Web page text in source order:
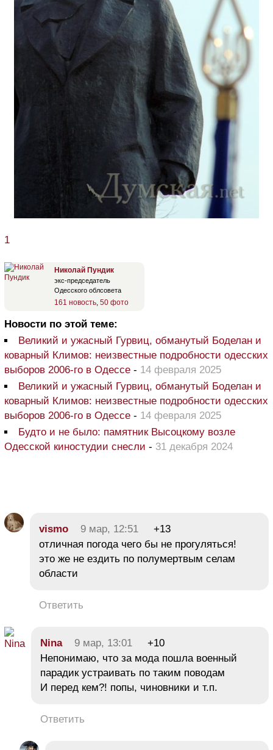
1
Николай Пундик
экс-председатель
Одесского облсовета
161 новость 50 фото
Новости по этой теме:
Великий и ужасный Гурвиц, обманутый Боделан и
коварный Климов: неизвестные подробности одесских
выборов 2006-го в Одессе - 14 февраля 2025
Великий и ужасный Гурвиц, обманутый Боделан и
коварный Климов: неизвестные подробности одесских
выборов 2006-го в Одессе - 14 февраля 2025
Будто и не было: памятник Высоцкому возле
Одесской киностудии снесли - 31 декабря 2024
vismo 9 мар, 12:51
+13
отличная погода чего бы не прогуляться!
это же не ездить по полумертвым селам
области
Ответить
Nina 9 мар, 13:01
+10
Непонимаю, что за мода пошла военный
парадик устраивать по таким поводам
И перед кем?! попы, чиновники и т.п.
Ответить